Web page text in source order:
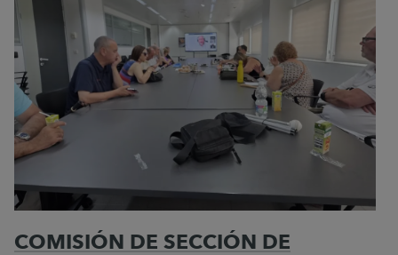
COMISIÓN DE SECCIÓN DE